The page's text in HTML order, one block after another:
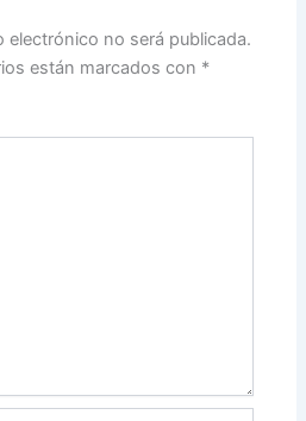
electrónico no será publicada.
están marcados con *